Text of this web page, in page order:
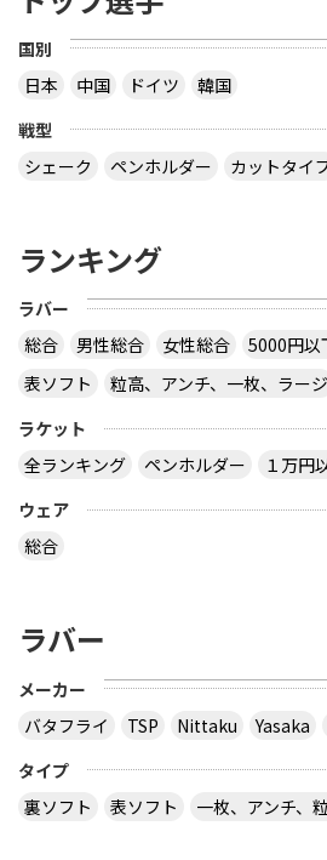
国別
日本
中国 ドイツ
韓国
戦型
シェーク
ペンホルダー カットタイ
ランキング
ラバー
総合
男性総合 女性総合 5000円以
表ソフト
粒高、アンチ、一枚、ラージ
ラケット
全ランキング
ペンホルダー
１万円
ウェア
総合
ラバー
メーカー
バタフライ
TSP Nittaku Yasaka
タイプ
裏ソフト
表ソフト 一枚、アンチ、